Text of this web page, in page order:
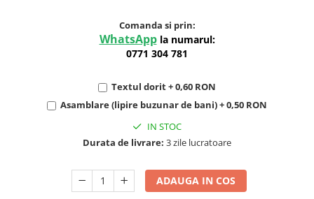
Comanda si prin:
WhatsApp la numarul:
0771 304 781
Textul dorit + 0,60 RON
Asamblare (lipire buzunar de bani) + 0,50 RON
IN STOC
Durata de livrare: 3 zile lucratoare
ADAUGA IN COS